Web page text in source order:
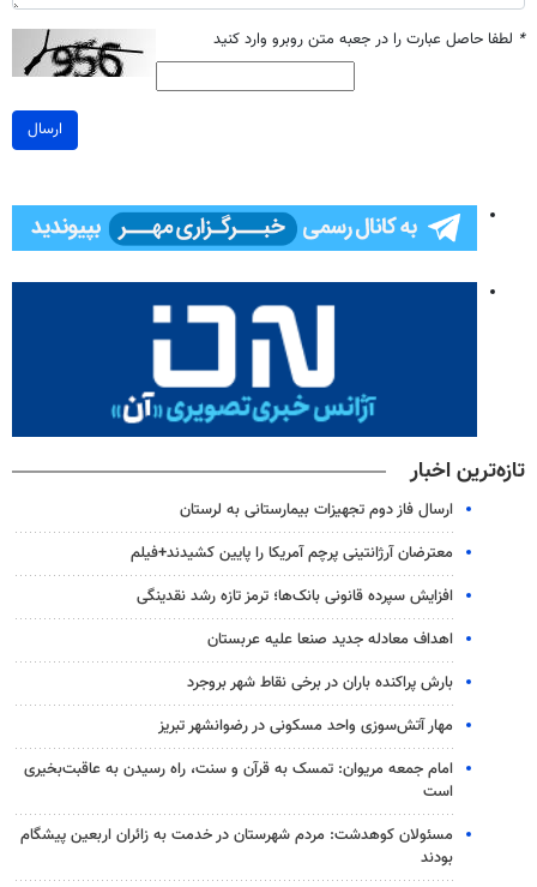
* لطفا حاصل عبارت را در جعبه متن روبرو وارد کنید
ارسال
تازه‌ترین اخبار
ارسال فاز دوم تجهیزات بیمارستانی به لرستان
معترضان آرژانتینی پرچم آمریکا را پایین کشیدند+فیلم
افزایش سپرده قانونی بانک‌ها؛ ترمز تازه رشد نقدینگی
اهداف معادله جدید صنعا علیه عربستان
بارش پراکنده باران در برخی نقاط شهر بروجرد
مهار آتش‌سوزی واحد مسکونی در رضوانشهر تبریز
امام جمعه مریوان: تمسک به قرآن و سنت، راه رسیدن به عاقبت‌بخیری
است
مسئولان کوهدشت: مردم شهرستان در خدمت به زائران اربعین پیشگام
بودند